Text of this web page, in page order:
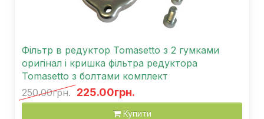
Фільтр в редуктор Tomasetto з 2 гумками
оригінал і кришка фільтра редуктора
Tomasetto з болтами комплект
250.00грн. 225.00грн.
Купити